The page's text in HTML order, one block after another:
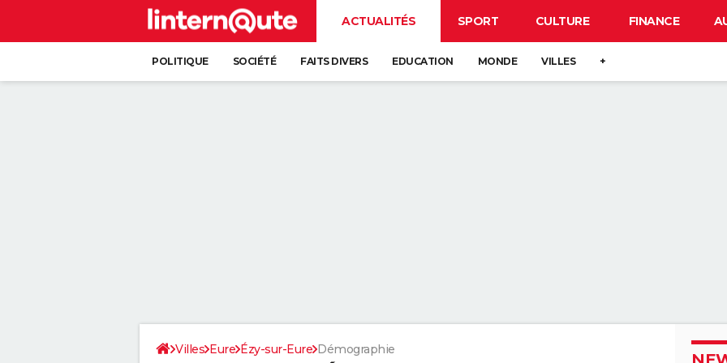
ACTUALITÉS SPORT CULTURE FINANCE
POLITIQUE SOCIÉTÉ FAITS DIVERS EDUCATION MONDE VILLES +
Villes Eure Ézy-sur-Eure Démographie